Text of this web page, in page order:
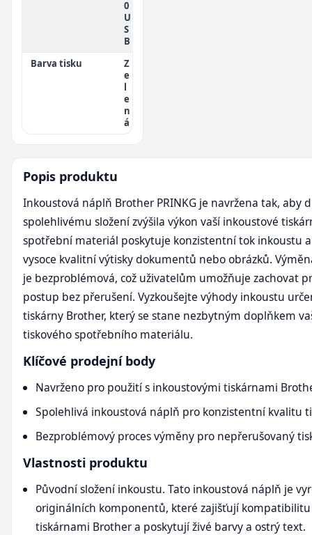
0
U
S
B
Barva tisku
Z
e
l
e
n
á
Popis produktu
Inkoustová náplň Brother PRINKG je navržena tak, aby
spolehlivému složení zvýšila výkon vaší inkoustové
spotřební materiál poskytuje konzistentní tok inkoustu
vysoce kvalitní výtisky dokumentů nebo obrázků.
je bezproblémová, což uživatelům umožňuje zachovat
postup bez přerušení. Vyzkoušejte výhody inkoustu
tiskárny Brother, který se stane nezbytným doplňkem
tiskového spotřebního materiálu.
Klíčové prodejní body
Navrženo pro použití s inkoustovými tiskárnami
Spolehlivá inkoustová náplň pro konzistentní kvalitu
Bezproblémový proces výměny pro nepřerušovaný
Vlastnosti produktu
Původní složení inkoustu. Tato inkoustová náplň je
originálních komponentů, které zajišťují kompatibilitu
tiskárnami Brother a poskytují živé barvy a ostrý text.